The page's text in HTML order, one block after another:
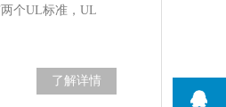
个UL标准，UL
了解详情